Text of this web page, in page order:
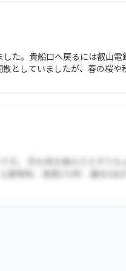
た。貴船口へ戻るには叡山電
としていましたが、春の桜や